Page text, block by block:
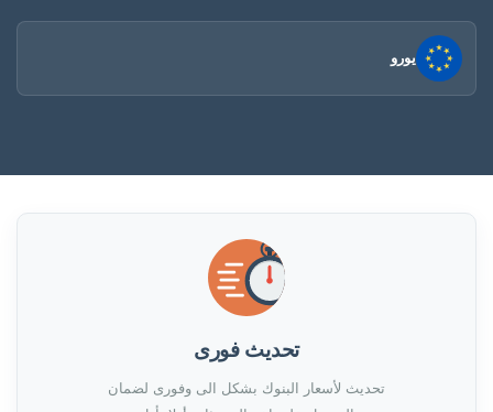
يورو
تحديث فورى
تحديث لأسعار البنوك بشكل الى وفورى لضمان